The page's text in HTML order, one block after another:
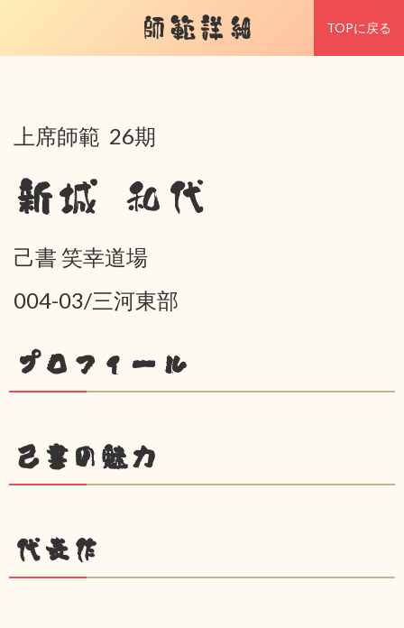
師範詳細 TOPに戻る
上席師範 26期
新城 和代
己書 笑幸道場
004-03/三河東部
プロフィール
己書の魅力
代表作